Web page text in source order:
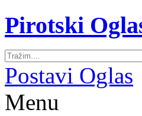
Pirotski
Postavi Oglas
Menu